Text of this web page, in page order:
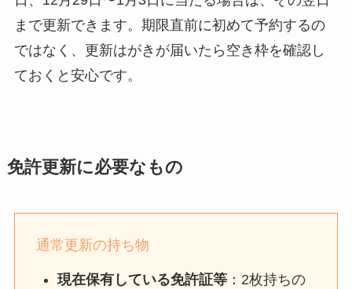
まで更新できます。期限直前に初めて予約するの
ではなく、更新はがきが届いたら空き枠を確認し
ておくと安心です。
免許更新に必要なもの
通常更新の持ち物
現在保有している免許証等：2枚持ちの